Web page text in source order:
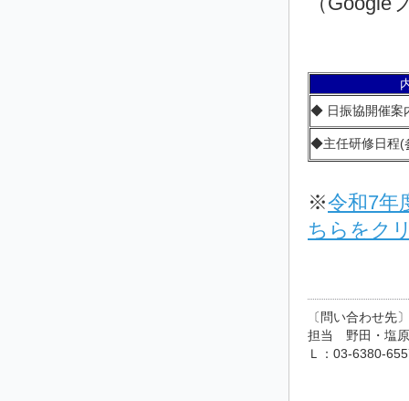
◆ 日振協開催案
◆主任研修日程(
※令和7年
ちらをク
〔問い合わせ先〕
担当 野田・塩
Ｌ：03-6380-